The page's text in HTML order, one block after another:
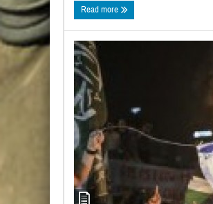
Read more